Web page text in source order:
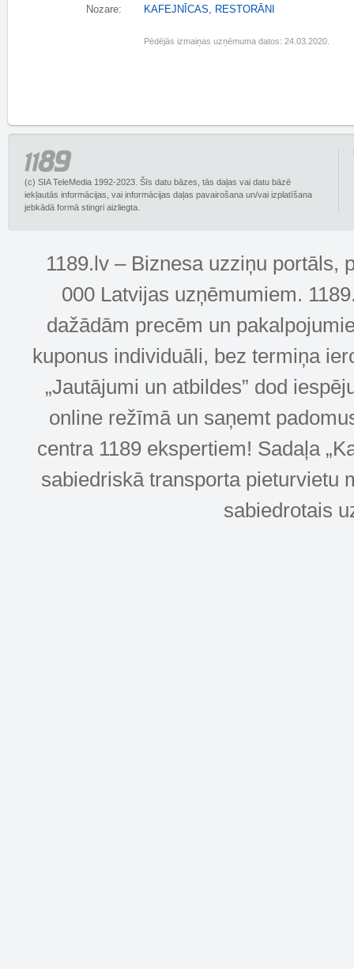
Nozare: KAFEJNĪCAS, RESTORĀNI
Pēdējās izmaiņas uzņēmuma datos: 24.03.2020.
(c) SIA TeleMedia 1992-2023. Šīs datu bāzes, tās daļas vai datu bāzē
iekļautās informācijas, vai informācijas daļas pavairošana un/vai izplatīšana
jebkādā formā stingri aizliegta.
1189.lv – Biznesa uzziņu portāls,
000 Latvijas uzņēmumiem.
dažādām precēm un
kuponus individuāli, bez termiņa
„Jautājumi un atbildes” dod
online režīmā un saņemt
centra 1189 ekspertiem! Sadaļa
sabiedriskā transporta pieturvietu
sabiedrotais